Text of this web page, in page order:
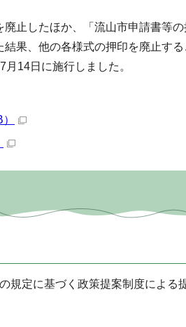
止したほか、「流山市申請書等
果、他の各様式の押印を廃止する
14日に施行しました。
規定に基づく政策提案制度による